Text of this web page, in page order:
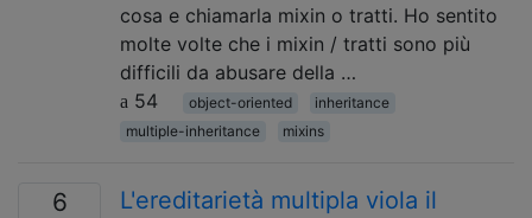
cosa e chiamarla mixin o tratti. Ho sentito
molte volte che i mixin / tratti sono più
difficili da abusare della …
54
object-oriented
inheritance
multiple-inheritance
mixins
6
L'ereditarietà multipla viola il